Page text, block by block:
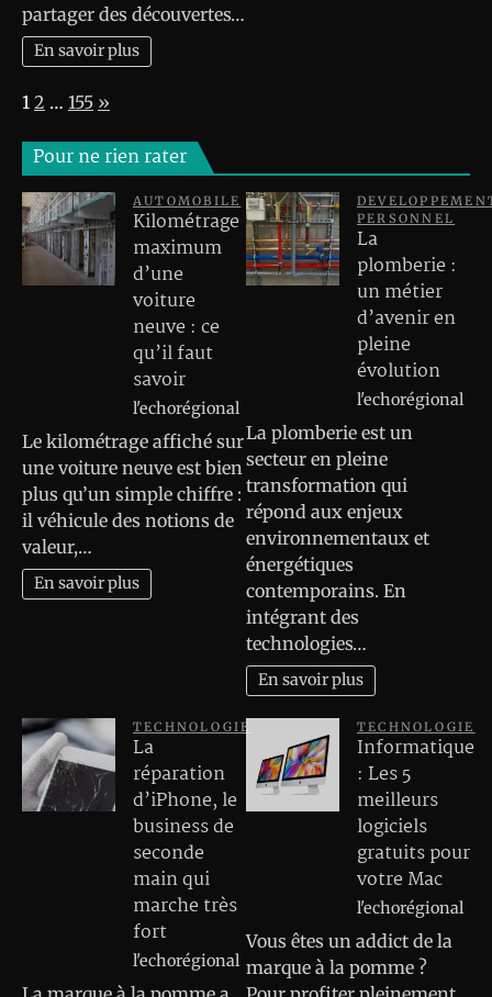
partager des découvertes…
En savoir plus
Page:
1 2 … 155 Next
»
Pour ne rien rater
AUTOMOBILE
Kilométrage
maximum
d’une
voiture
neuve : ce
qu’il faut
savoir
l'echorégional
Le kilométrage affiché sur
une voiture neuve est bien
plus qu’un simple chiffre :
il véhicule des notions de
valeur,…
En savoir plus
PERSONNEL
La
plomberie :
un métier
d’avenir en
pleine
évolution
l'echorégional
La plomberie est un
secteur en pleine
transformation qui
répond aux enjeux
environnementaux et
énergétiques
contemporains. En
intégrant des
technologies…
En savoir plus
TECHNOLOGIE
La
réparation
d’iPhone, le
business de
seconde
main qui
marche très
fort
l'echorégional
TECHNOLOGIE
Informatique
: Les 5
meilleurs
logiciels
gratuits pour
votre Mac
l'echorégional
Vous êtes un addict de la
marque à la pomme ?